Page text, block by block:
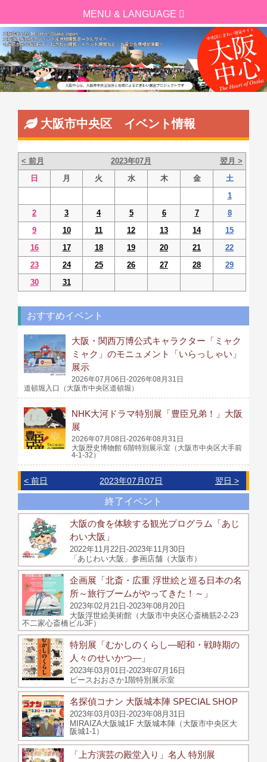
大阪市中央区 イベント情報
< 前月 2023年07月
翌月 >
日
月 火 水 木 金
土
1
2
3 4 5 6 7
8
9
10 11 12 13 14
15
16
17 18 19 20 21
22
23
24 25 26 27 28
29
30
31
おすすめイベント
大阪・関西万博公式キャラクター「ミャク
ミャク」のモニュメント「いらっしゃい」
展示
2026年07月06日-2026年08月31日
道頓堀入口（大阪市中央区道頓堀）
NHK大河ドラマ特別展「豊臣兄弟！」大阪
展
2026年07月08日-2026年08月31日
大阪歴史博物館 6階特別展示室（大阪市中央区大手前
4-1-32）
< 前日 2023年07月07日 翌日 >
終了イベント
大阪の食を体験する観光プログラム「あじ
わい大阪」
2022年11月22日-2023年11月30日
「あじわい大阪」参画店舗（大阪市）
企画展「北斎・広重 浮世絵と巡る日本の名
所～旅行ブームがやってきた！～」
2023年02月21日-2023年08月20日
大阪浮世絵美術館（大阪市中央区心斎橋筋2-2-23
不二家心斎橋ビル3F）
特別展「むかしのくらし―昭和・戦時期の
人々のせいかつ―」
2023年03月01日-2023年07月16日
ピースおおさか1階特別展示室
名探偵コナン 大阪城本陣 SPECIAL SHOP
2023年03月03日-2023年08月31日
MIRAIZA大阪城1F 大阪城本陣（大阪市中央区大
阪城1-1）
「上方演芸の殿堂入り」名人 特別展